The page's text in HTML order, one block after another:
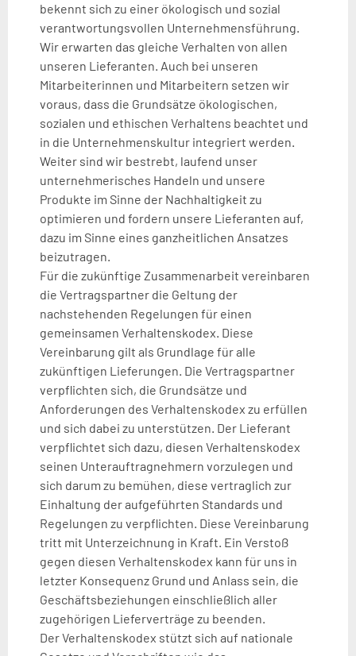
bekennt sich zu einer ökologisch und sozial
verantwortungsvollen Unternehmensführung.
Wir erwarten das gleiche Verhalten von allen
unseren Lieferanten. Auch bei unseren
Mitarbeiterinnen und Mitarbeitern setzen wir
voraus, dass die Grundsätze ökologischen,
sozialen und ethischen Verhaltens beachtet und
in die Unternehmenskultur integriert werden.
Weiter sind wir bestrebt, laufend unser
unternehmerisches Handeln und unsere
Produkte im Sinne der Nachhaltigkeit zu
optimieren und fordern unsere Lieferanten auf,
dazu im Sinne eines ganzheitlichen Ansatzes
beizutragen.
Für die zukünftige Zusammenarbeit vereinbaren
die Vertragspartner die Geltung der
nachstehenden Regelungen für einen
gemeinsamen Verhaltenskodex. Diese
Vereinbarung gilt als Grundlage für alle
zukünftigen Lieferungen. Die Vertragspartner
verpflichten sich, die Grundsätze und
Anforderungen des Verhaltenskodex zu erfüllen
und sich dabei zu unterstützen. Der Lieferant
verpflichtet sich dazu, diesen Verhaltenskodex
seinen Unterauftragnehmern vorzulegen und
sich darum zu bemühen, diese vertraglich zur
Einhaltung der aufgeführten Standards und
Regelungen zu verpflichten. Diese Vereinbarung
tritt mit Unterzeichnung in Kraft. Ein Verstoß
gegen diesen Verhaltenskodex kann für uns in
letzter Konsequenz Grund und Anlass sein, die
Geschäftsbeziehungen einschließlich aller
zugehörigen Lieferverträge zu beenden.
Der Verhaltenskodex stützt sich auf nationale